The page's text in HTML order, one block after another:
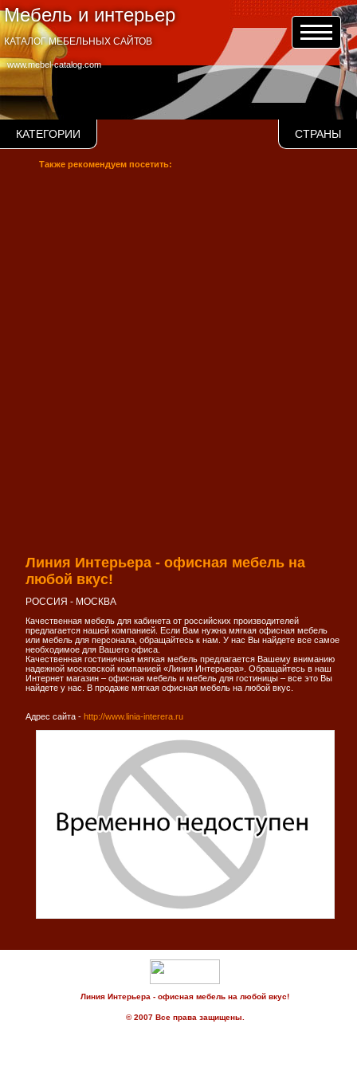
Мебель и интерьер
www.mebel-catalog.com
КАТАЛОГ МЕБЕЛЬНЫХ САЙТОВ
КАТЕГОРИИ СТРАНЫ
Также рекомендуем посетить:
Линия Интерьера - офисная мебель на
любой вкус!
РОССИЯ - МОСКВА
Качественная мебель для кабинета от российских производителей
предлагается нашей компанией. Если Вам нужна мягкая офисная мебель
или мебель для персонала, обращайтесь к нам. У нас Вы найдете все самое
необходимое для Вашего офиса.
Качественная гостиничная мягкая мебель предлагается Вашему вниманию
надежной московской компанией «Линия Интерьера». Обращайтесь в наш
Интернет магазин – офисная мебель и мебель для гостиницы – все это Вы
найдете у нас. В продаже мягкая офисная мебель на любой вкус.
Адрес сайта - http://www.linia-interera.ru
Линия Интерьера - офисная мебель на любой вкус!
© 2007 Все права защищены.